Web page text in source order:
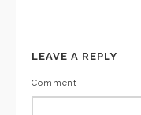
LEAVE A REPLY
Comment